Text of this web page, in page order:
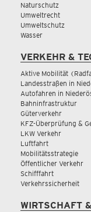
Naturschutz
Umweltrecht
Umweltschutz
Wasser
VERKEHR &
Aktive Mobilität
Landesstraßen in
Autofahren in
Bahninfrastruktur
Güterverkehr
KFZ-Überprüfung &
LKW Verkehr
Luftfahrt
Mobilitätsstrategie
Öffentlicher Verkehr
Schifffahrt
Verkehrssicherheit
WIRTSCHAFT